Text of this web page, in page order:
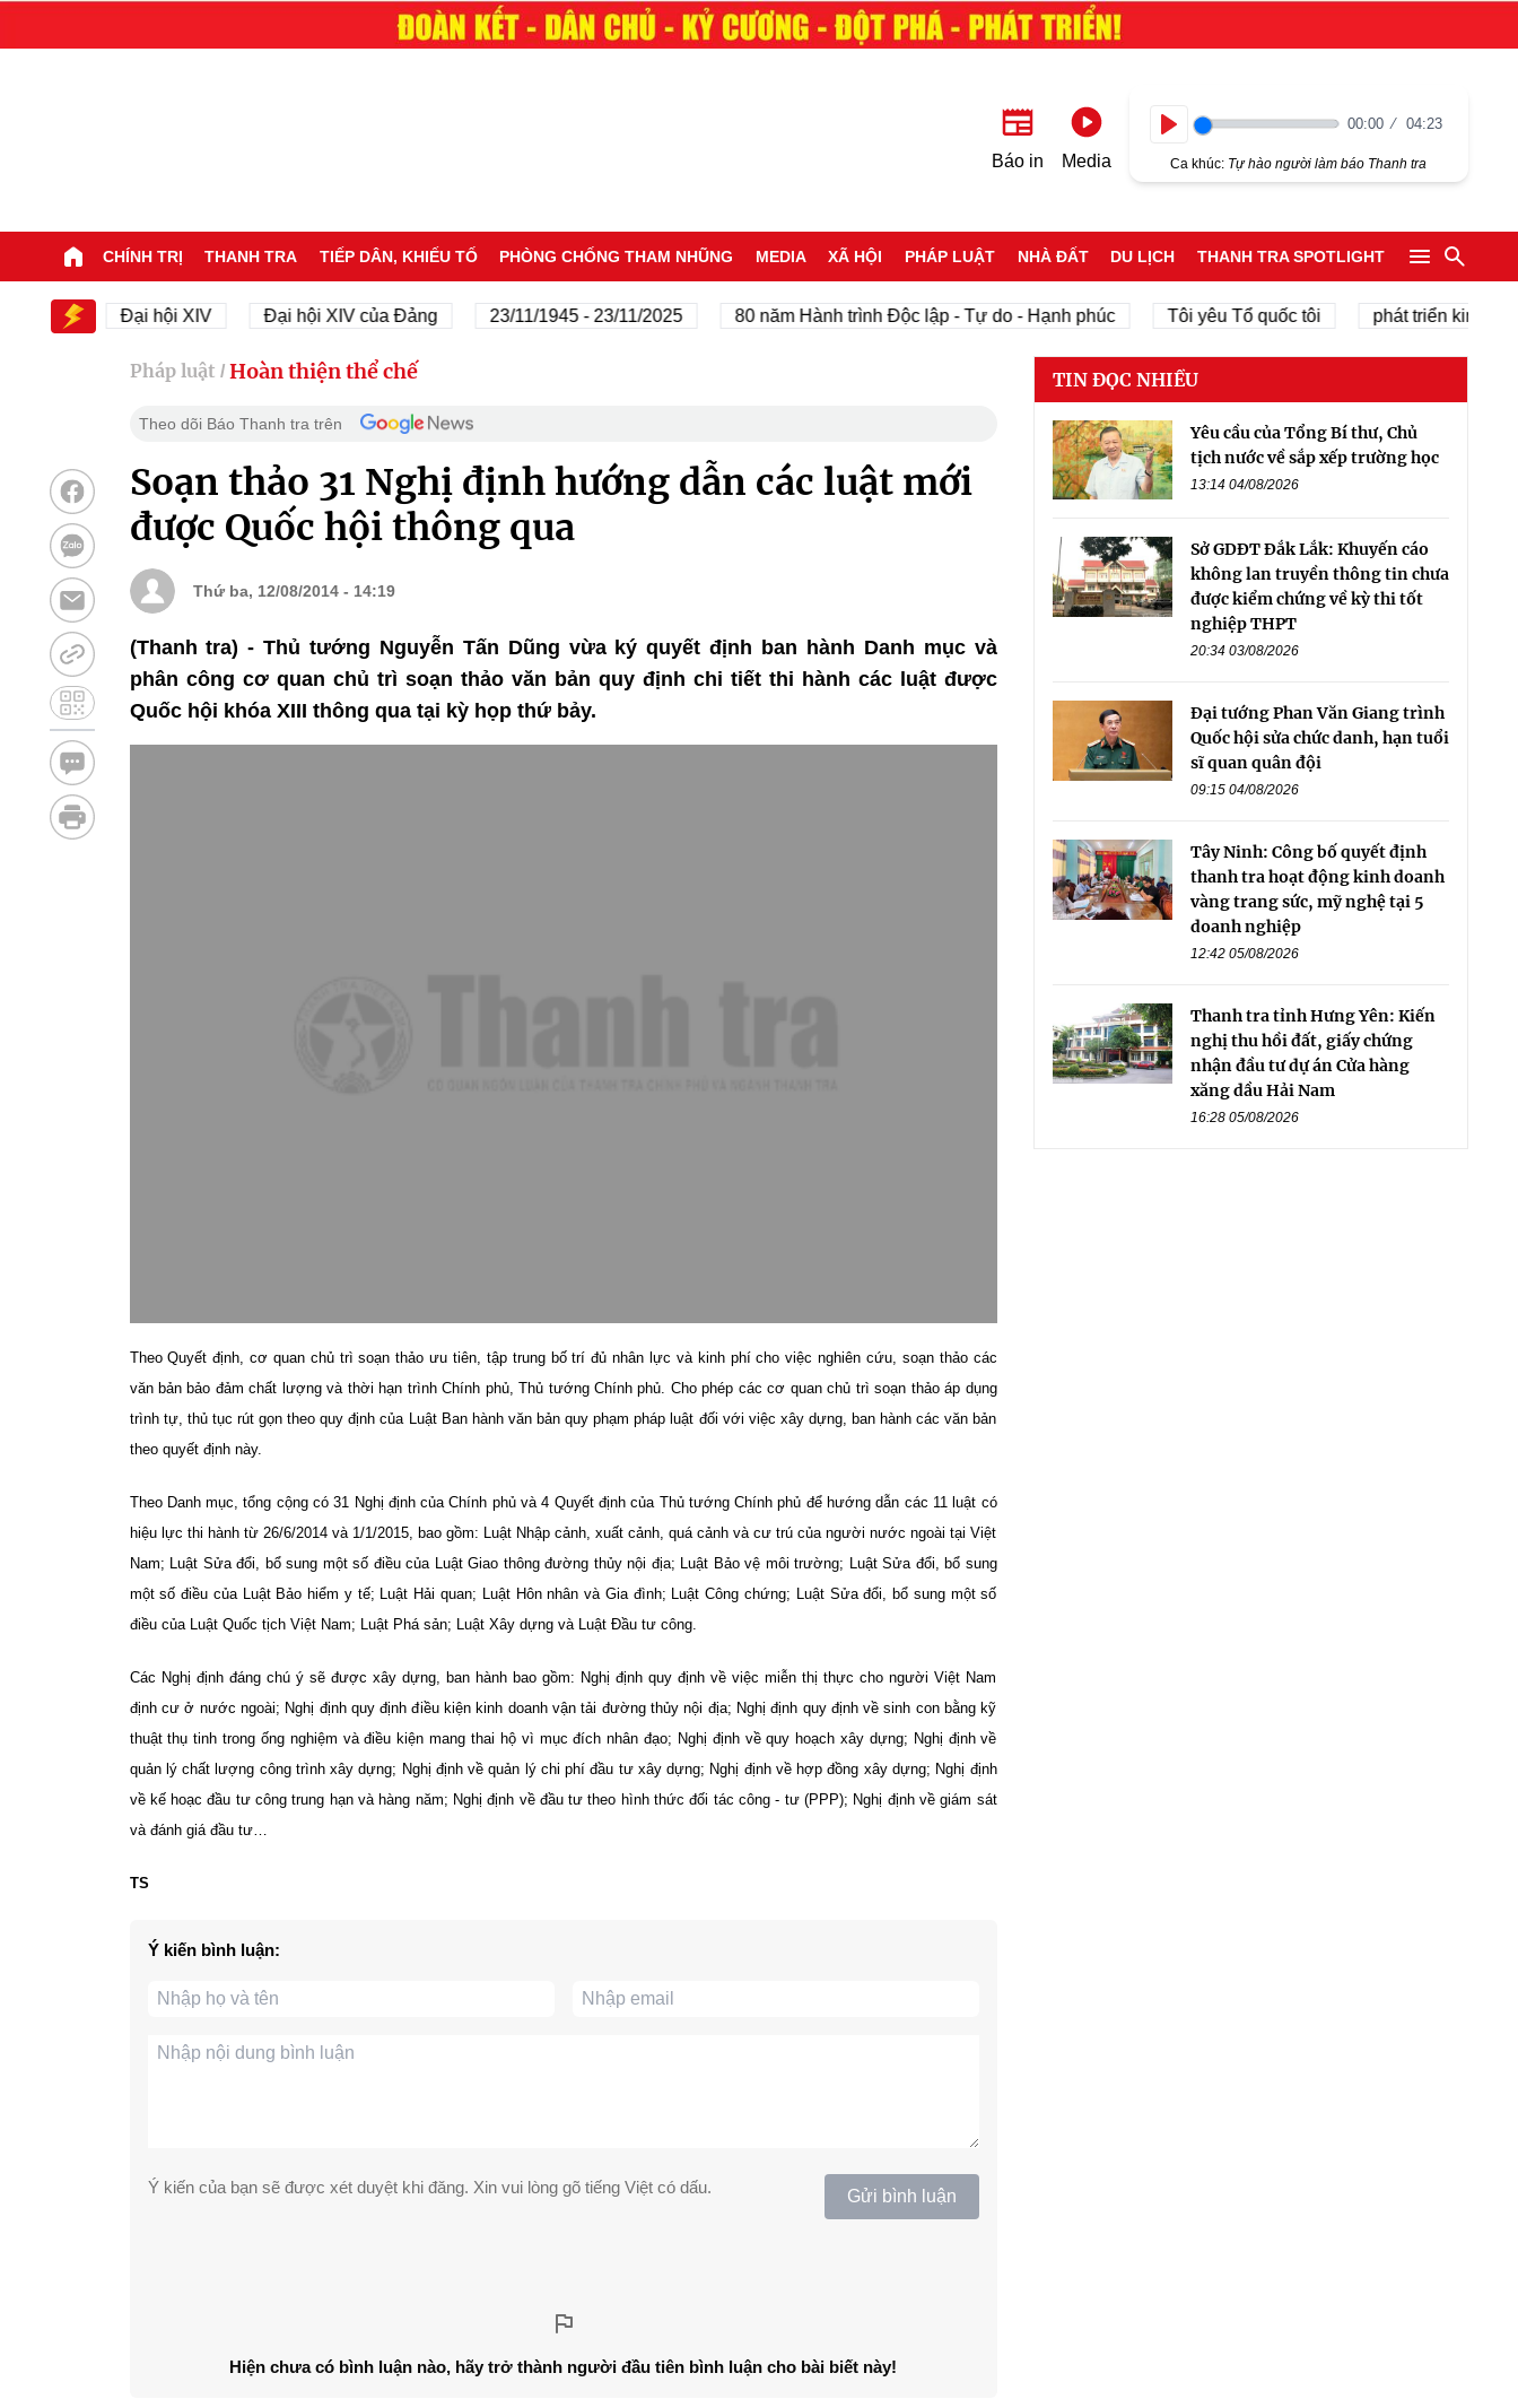
Báo in Media
00:00 04:23
Ca khúc: Tự hào người làm báo Thanh tra
CHÍNH TRỊ THANH TRA TIẾP DÂN, KHIẾU TỐ PHÒNG CHỐNG THAM NHŨNG MEDIA XÃ HỘI PHÁP LUẬT NHÀ ĐẤT DU LỊCH THANH TRA SPOTLIGHT
Đại hội XIV Đại hội XIV của Đảng 23/11/1945 - 23/11/2025 80 năm Hành trình Độc lập - Tự do - Hạnh phúc Tôi yêu Tổ quốc tôi phát triển kinh tế tư nhân
Pháp luật / Hoàn thiện thể chế
Theo dõi Báo Thanh tra trên
Soạn thảo 31 Nghị định hướng dẫn các luật mới
được Quốc hội thông qua
Thứ ba, 12/08/2014 - 14:19
(Thanh tra) - Thủ tướng Nguyễn Tấn Dũng vừa ký quyết định ban hành Danh mục và
phân công cơ quan chủ trì soạn thảo văn bản quy định chi tiết thi hành các luật được
Quốc hội khóa XIII thông qua tại kỳ họp thứ bảy.
Theo Quyết định, cơ quan chủ trì soạn thảo ưu tiên, tập trung bố trí đủ nhân lực và kinh phí cho việc nghiên cứu, soạn thảo các
văn bản bảo đảm chất lượng và thời hạn trình Chính phủ, Thủ tướng Chính phủ. Cho phép các cơ quan chủ trì soạn thảo áp dụng
trình tự, thủ tục rút gọn theo quy định của Luật Ban hành văn bản quy phạm pháp luật đối với việc xây dựng, ban hành các văn bản
theo quyết định này.
Theo Danh mục, tổng cộng có 31 Nghị định của Chính phủ và 4 Quyết định của Thủ tướng Chính phủ để hướng dẫn các 11 luật có
hiệu lực thi hành từ 26/6/2014 và 1/1/2015, bao gồm: Luật Nhập cảnh, xuất cảnh, quá cảnh và cư trú của người nước ngoài tại Việt
Nam; Luật Sửa đổi, bổ sung một số điều của Luật Giao thông đường thủy nội địa; Luật Bảo vệ môi trường; Luật Sửa đổi, bổ sung
một số điều của Luật Bảo hiểm y tế; Luật Hải quan; Luật Hôn nhân và Gia đình; Luật Công chứng; Luật Sửa đổi, bổ sung một số
điều của Luật Quốc tịch Việt Nam; Luật Phá sản; Luật Xây dựng và Luật Đầu tư công.
Các Nghị định đáng chú ý sẽ được xây dựng, ban hành bao gồm: Nghị định quy định về việc miễn thị thực cho người Việt Nam
định cư ở nước ngoài; Nghị định quy định điều kiện kinh doanh vận tải đường thủy nội địa; Nghị định quy định về sinh con bằng kỹ
thuật thụ tinh trong ống nghiệm và điều kiện mang thai hộ vì mục đích nhân đạo; Nghị định về quy hoạch xây dựng; Nghị định về
quản lý chất lượng công trình xây dựng; Nghị định về quản lý chi phí đầu tư xây dựng; Nghị định về hợp đồng xây dựng; Nghị định
về kế hoạc đầu tư công trung hạn và hàng năm; Nghị định về đầu tư theo hình thức đối tác công - tư (PPP); Nghị định về giám sát
và đánh giá đầu tư…
TS
Ý kiến bình luận:
Ý kiến của bạn sẽ được xét duyệt khi đăng. Xin vui lòng gõ tiếng Việt có dấu. Gửi bình luận
Hiện chưa có bình luận nào, hãy trở thành người đầu tiên bình luận cho bài biết này!
TIN ĐỌC NHIỀU
Yêu cầu của Tổng Bí thư, Chủ
tịch nước về sắp xếp trường học
13:14 04/08/2026
Sở GDĐT Đắk Lắk: Khuyến cáo
không lan truyền thông tin chưa
được kiểm chứng về kỳ thi tốt
nghiệp THPT
20:34 03/08/2026
Đại tướng Phan Văn Giang trình
Quốc hội sửa chức danh, hạn tuổi
sĩ quan quân đội
09:15 04/08/2026
Tây Ninh: Công bố quyết định
thanh tra hoạt động kinh doanh
vàng trang sức, mỹ nghệ tại 5
doanh nghiệp
12:42 05/08/2026
Thanh tra tỉnh Hưng Yên: Kiến
nghị thu hồi đất, giấy chứng
nhận đầu tư dự án Cửa hàng
xăng dầu Hải Nam
16:28 05/08/2026